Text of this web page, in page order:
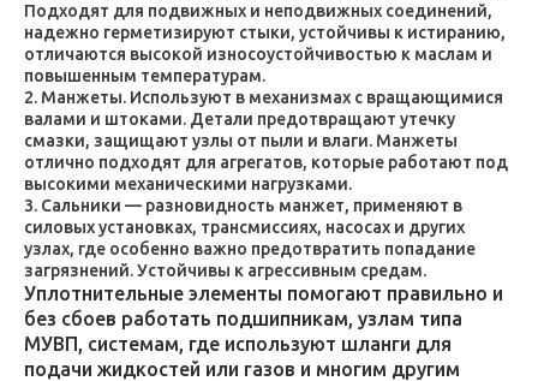
Подходят для подвижных и неподвижных соединений,
надежно герметизируют стыки, устойчивы к истиранию,
отличаются высокой износоустойчивостью к маслам и
повышенным температурам.
Манжеты. Используют в механизмах с вращающимися
валами и штоками. Детали предотвращают утечку
смазки, защищают узлы от пыли и влаги. Манжеты
отлично подходят для агрегатов, которые работают под
высокими механическими нагрузками.
Сальники — разновидность манжет, применяют в
силовых установках, трансмиссиях, насосах и других
узлах, где особенно важно предотвратить попадание
загрязнений. Устойчивы к агрессивным средам.
Уплотнительные элементы помогают правильно и
без сбоев работать подшипникам, узлам типа
МУВП, системам, где используют шланги для
подачи жидкостей или газов и многим другим